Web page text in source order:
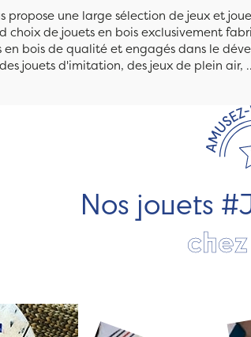
propose une large sélection de jeux et
choix de jouets en bois exclusivement
en bois de qualité et engagés dans le
jouets d'imitation, des jeux de plein air,
Nos jouets